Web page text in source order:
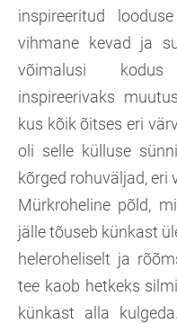
inspireeritud
vihmane kevad ja
võimalusi kodus
inspireerivaks
kus kõik õitses eri
oli selle külluse
kõrged rohuväljad, eri
Mürkroheline põld,
jälle tõuseb künkast
heleroheliselt ja
tee kaob hetkeks
künkast alla